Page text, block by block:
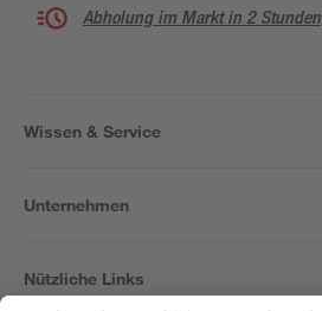
Abholung im Markt in 2 Stunden
Wissen & Service
Unternehmen
Nützliche Links